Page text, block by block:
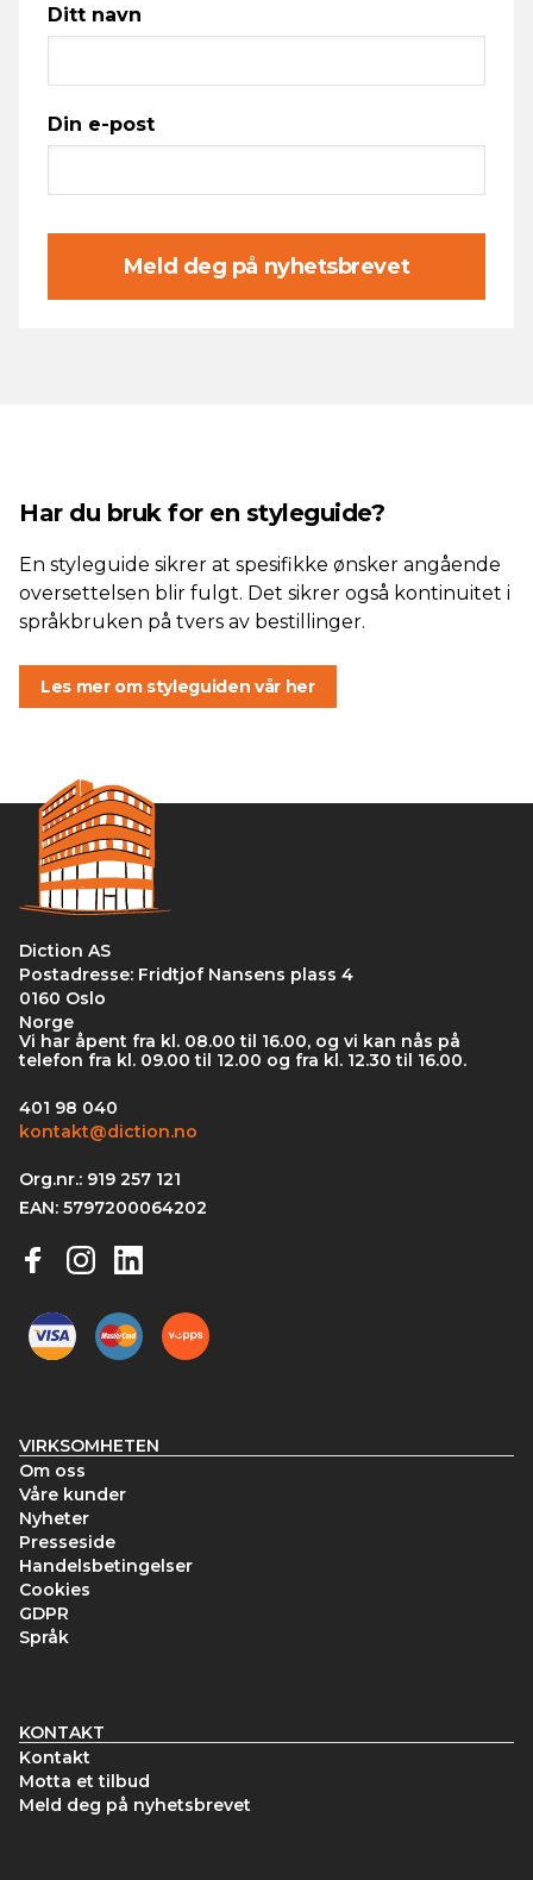
Ditt navn
Din e-post
Meld deg på nyhetsbrevet
Har du bruk for en styleguide?
En styleguide sikrer at spesifikke ønsker angående
oversettelsen blir fulgt. Det sikrer også kontinuitet i
språkbruken på tvers av bestillinger.
Les mer om styleguiden vår her
Diction AS
Postadresse: Fridtjof Nansens plass 4
0160 Oslo
Norge
Vi har åpent fra kl. 08.00 til 16.00, og vi kan nås på
telefon fra kl. 09.00 til 12.00 og fra kl. 12.30 til 16.00.
401 98 040
kontakt@diction.no
Org.nr.: 919 257 121
EAN: 5797200064202
VIRKSOMHETEN
Om oss
Våre kunder
Nyheter
Presseside
Handelsbetingelser
Cookies
GDPR
Språk
KONTAKT
Kontakt
Motta et tilbud
Meld deg på nyhetsbrevet